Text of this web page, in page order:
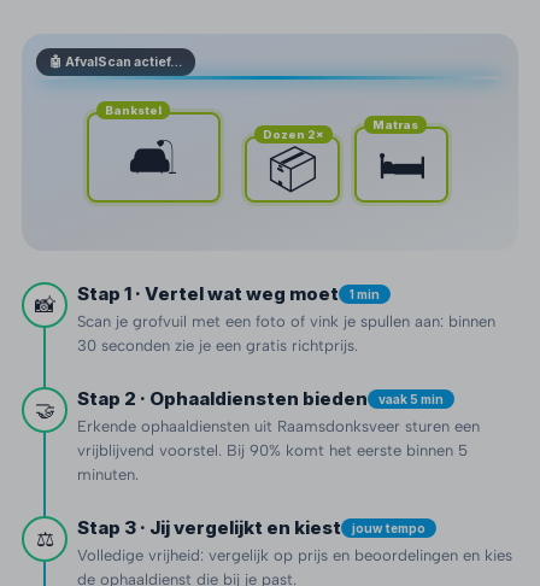
🤖 AfvalScan actief…
Bankstel
🛋️ Dozen 2×
📦
Matras
🛏️
📸 Stap 1 · Vertel wat weg moet 1 min
Scan je grofvuil met een foto of vink je spullen aan: binnen
30 seconden zie je een gratis richtprijs.
🤝 Stap 2 · Ophaaldiensten bieden vaak 5 min
Erkende ophaaldiensten uit Raamsdonksveer sturen een
vrijblijvend voorstel. Bij 90% komt het eerste binnen 5
minuten.
⚖️ Stap 3 · Jij vergelijkt en kiest jouw tempo
Volledige vrijheid: vergelijk op prijs en beoordelingen en kies
de ophaaldienst die bij je past.